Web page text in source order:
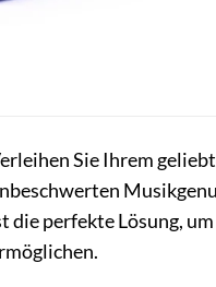
Sie Ihrem
die perfekte Lösung,